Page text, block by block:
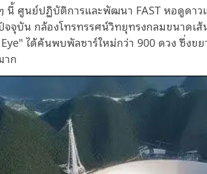
ๆ นี้ ศูนย์ปฏิบัติการและพัฒนา FAST หอดูดา
จจุบัน กล้องโทรทรรศน์วิทยุทรงกลมขนาดเ
ได้ค้นพบพัลซาร์ใหม่กว่า 900 ดวง ซึ่งข
าก